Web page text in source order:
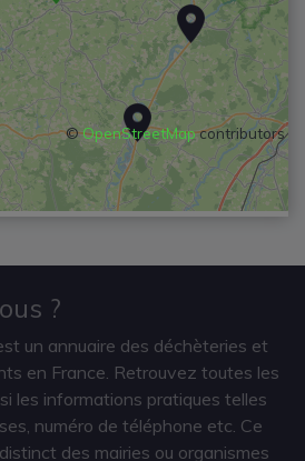
©OpenStreetMapcontributors
?
un annuaire des déchèteries et
en France. Retrouvez toutes les
les informations pratiques telles
numéro de téléphone etc. Ce
des mairies ou organismes